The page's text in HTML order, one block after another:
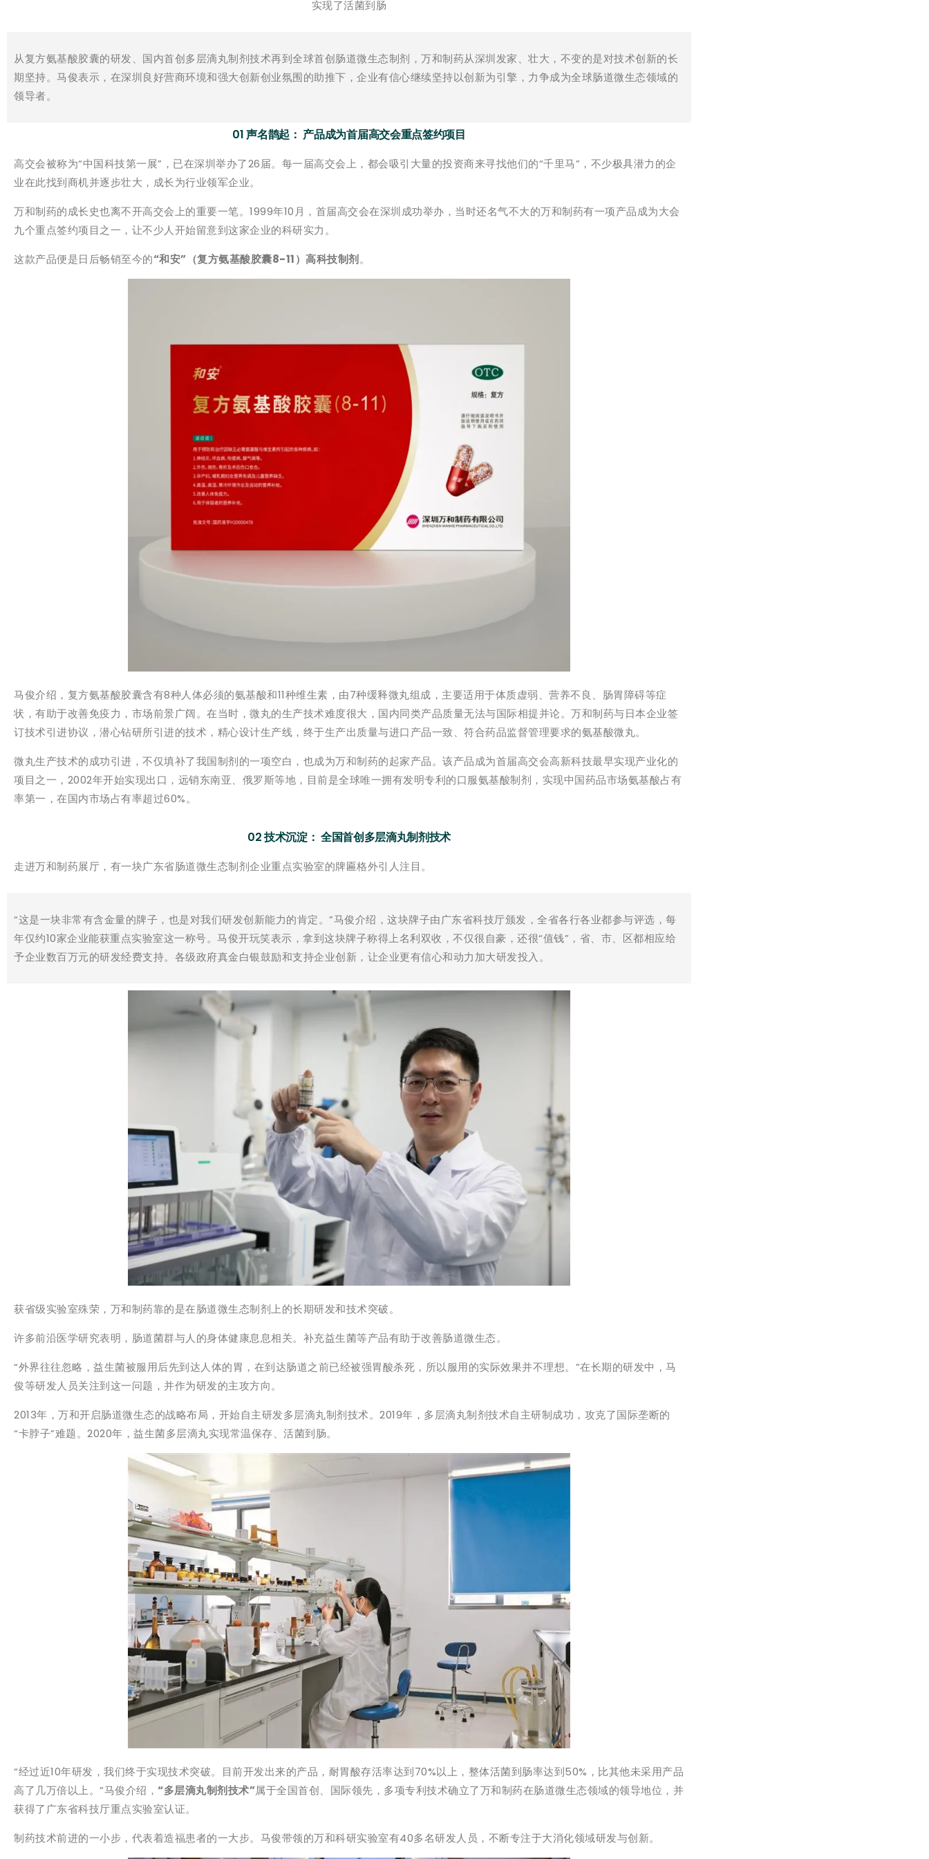
实现了活菌到肠
从复方氨基酸胶囊的研发、国内首创多层滴丸制剂技术再到全球首创肠道微生态制剂，万和制药从深圳发家、壮大，不变的是对技术创新的长
期坚持。马俊表示，在深圳良好营商环境和强大创新创业氛围的助推下，企业有信心继续坚持以创新为引擎，力争成为全球肠道微生态领域的
领导者。
01 声名鹊起： 产品成为首届高交会重点签约项目
高交会被称为“中国科技第一展”，已在深圳举办了26届。每一届高交会上，都会吸引大量的投资商来寻找他们的“千里马”，不少极具潜力的企
业在此找到商机并逐步壮大，成长为行业领军企业。
万和制药的成长史也离不开高交会上的重要一笔。1999年10月，首届高交会在深圳成功举办，当时还名气不大的万和制药有一项产品成为大会
九个重点签约项目之一，让不少人开始留意到这家企业的科研实力。
这款产品便是日后畅销至今的“和安”（复方氨基酸胶囊8-11）高科技制剂。
马俊介绍，复方氨基酸胶囊含有8种人体必须的氨基酸和11种维生素，由7种缓释微丸组成，主要适用于体质虚弱、营养不良、肠胃障碍等症
状，有助于改善免疫力，市场前景广阔。在当时，微丸的生产技术难度很大，国内同类产品质量无法与国际相提并论。万和制药与日本企业签
订技术引进协议，潜心钻研所引进的技术，精心设计生产线，终于生产出质量与进口产品一致、符合药品监督管理要求的氨基酸微丸。
微丸生产技术的成功引进，不仅填补了我国制剂的一项空白，也成为万和制药的起家产品。该产品成为首届高交会高新科技最早实现产业化的
项目之一，2002年开始实现出口，远销东南亚、俄罗斯等地，目前是全球唯一拥有发明专利的口服氨基酸制剂，实现中国药品市场氨基酸占有
率第一，在国内市场占有率超过60%。
02 技术沉淀： 全国首创多层滴丸制剂技术
走进万和制药展厅，有一块广东省肠道微生态制剂企业重点实验室的牌匾格外引人注目。
“这是一块非常有含金量的牌子，也是对我们研发创新能力的肯定。”马俊介绍，这块牌子由广东省科技厅颁发，全省各行各业都参与评选，每
年仅约10家企业能获重点实验室这一称号。马俊开玩笑表示，拿到这块牌子称得上名利双收，不仅很自豪，还很“值钱”，省、市、区都相应给
予企业数百万元的研发经费支持。各级政府真金白银鼓励和支持企业创新，让企业更有信心和动力加大研发投入。
获省级实验室殊荣，万和制药靠的是在肠道微生态制剂上的长期研发和技术突破。
许多前沿医学研究表明，肠道菌群与人的身体健康息息相关。补充益生菌等产品有助于改善肠道微生态。
“外界往往忽略，益生菌被服用后先到达人体的胃，在到达肠道之前已经被强胃酸杀死，所以服用的实际效果并不理想。”在长期的研发中，马
俊等研发人员关注到这一问题，并作为研发的主攻方向。
2013年，万和开启肠道微生态的战略布局，开始自主研发多层滴丸制剂技术。2019年，多层滴丸制剂技术自主研制成功，攻克了国际垄断的
“卡脖子”难题。2020年，益生菌多层滴丸实现常温保存、活菌到肠。
“经过近10年研发，我们终于实现技术突破。目前开发出来的产品，耐胃酸存活率达到70%以上，整体活菌到肠率达到50%，比其他未采用产品
高了几万倍以上。”马俊介绍， “多层滴丸制剂技术”属于全国首创、国际领先，多项专利技术确立了万和制药在肠道微生态领域的领导地位，并
获得了广东省科技厅重点实验室认证。
制药技术前进的一小步，代表着造福患者的一大步。马俊带领的万和科研实验室有40多名研发人员，不断专注于大消化领域研发与创新。